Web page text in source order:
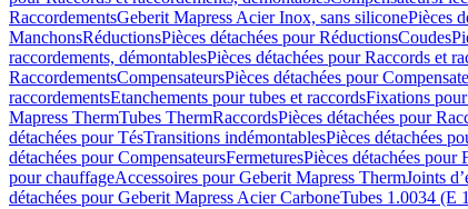
RaccordementsGeberit Mapress Acier Inox, sans siliconePièces
ManchonsRéductionsPièces détachées pour RéductionsCoudes
raccordements, démontablesPièces détachées pour Raccords et
RaccordementsCompensateursPièces détachées pour
raccordementsEtanchements pour tubes et raccordsFixations
Mapress ThermTubes ThermRaccordsPièces détachées pour
détachées pour TésTransitions indémontablesPièces détachées
détachées pour CompensateursFermeturesPièces détachées pour
pour chauffageAccessoires pour Geberit Mapress ThermJoints
détachées pour Geberit Mapress Acier CarboneTubes 1.0034 (E